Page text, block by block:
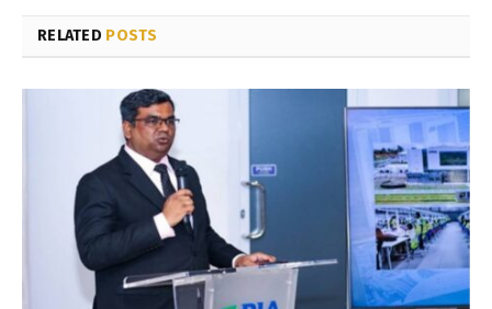
RELATED POSTS